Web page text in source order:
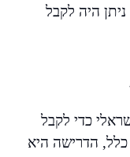
היה לקבל
כדי לקבל
הדרישה היא